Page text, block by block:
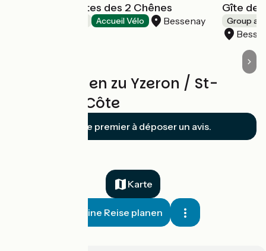
Chambres d'hôtes des 2 Chênes
Accueil Vélo Bessenay
Gîte de
Group
Bewertungen zu Yzeron / St-
André-la-Côte
Soyez le premier à déposer un avis.
Karte
Meine Reise planen